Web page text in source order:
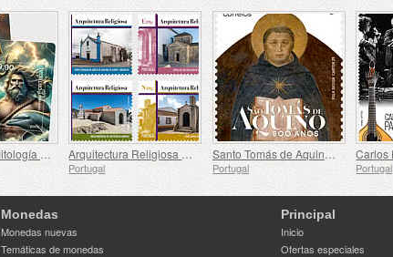
Héroes de la Mitología con Sellos Criptográficos Arquitectura Religiosa en Portugal
Portugal
Santo Tomás de Aquino - 800 Aniversario del Nacimiento
Portugal Portugal
Monedas
Monedas nuevas
Temáticas de monedas
Principal
Inicio
Ofertas especiales